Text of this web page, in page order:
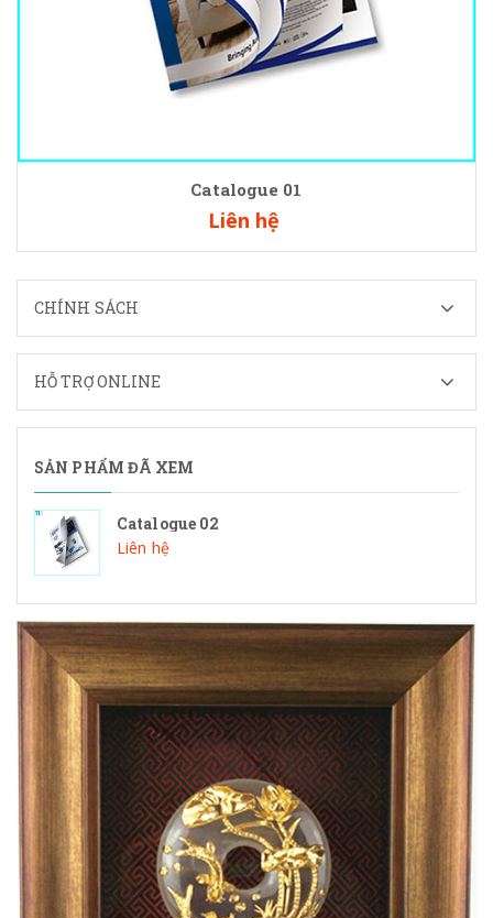
Catalogue 01
Liên hệ
CHÍNH SÁCH
HỖ TRỢ ONLINE
SẢN PHẨM ĐÃ XEM
Catalogue 02
Liên hệ